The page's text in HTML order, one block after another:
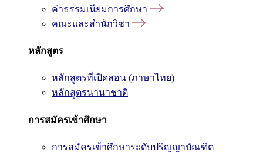
ค่าธรรมเนียมการศึกษา
คณะและสำนักวิชา
หลักสูตร
หลักสูตรที่เปิดสอน (ภาษาไทย)
หลักสูตรนานาชาติ
การสมัครเข้าศึกษา
การสมัครเข้าศึกษาระดับปริญญาบัณฑิต